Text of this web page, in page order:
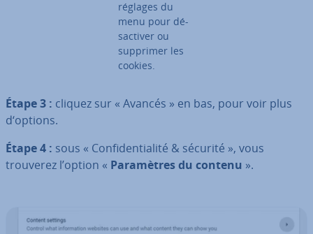
réglages du
menu pour dé­
sac­ti­ver ou
supprimer les
cookies.
Étape 3 : cliquez sur « Avancés » en bas, pour voir plus
d‘options.
Étape 4 : sous « Con­fi­den­tia­lité & sécurité », vous
trouverez l’option « Pa­ra­mètres du contenu ».